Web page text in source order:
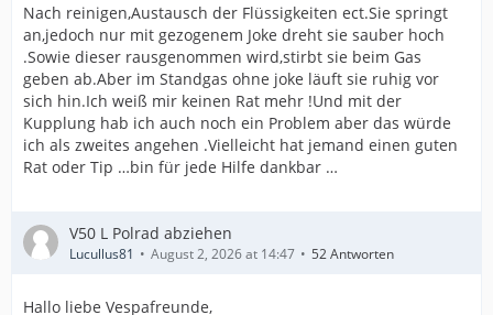
Nach reinigen,Austausch der Flüssigkeiten ect.Sie springt
an,jedoch nur mit gezogenem Joke dreht sie sauber hoch
.Sowie dieser rausgenommen wird,stirbt sie beim Gas
geben ab.Aber im Standgas ohne joke läuft sie ruhig vor
sich hin.Ich weiß mir keinen Rat mehr !Und mit der
Kupplung hab ich auch noch ein Problem aber das würde
ich als zweites angehen .Vielleicht hat jemand einen guten
Rat oder Tip …bin für jede Hilfe dankbar …
V50 L Polrad abziehen
Lucullus81 August 2, 2026 at 14:47 52 Antworten
Hallo liebe Vespafreunde,